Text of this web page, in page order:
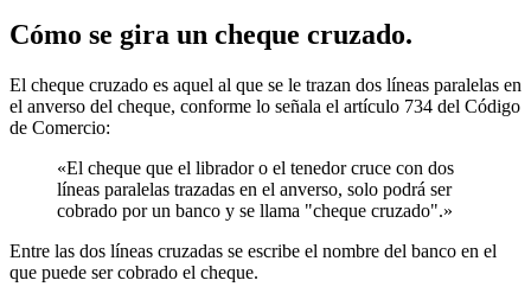
Cómo se gira un cheque cruzado.
El cheque cruzado es aquel al que se le trazan dos líneas paralelas en
el anverso del cheque, conforme lo señala el artículo 734 del Código
de Comercio:
«El cheque que el librador o el tenedor cruce con dos
líneas paralelas trazadas en el anverso, solo podrá ser
cobrado por un banco y se llama "cheque cruzado".»
Entre las dos líneas cruzadas se escribe el nombre del banco en el
que puede ser cobrado el cheque.